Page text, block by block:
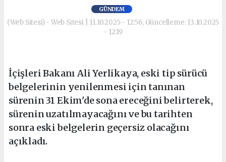
GÜNDEM
(Web Sitesi) - Web Sitesi | 11.10.2025 - 12:56, Güncelleme: 13.10.2025
- 12:19
İçişleri Bakanı Ali Yerlikaya, eski tip sürücü
belgelerinin yenilenmesi için tanınan
sürenin 31 Ekim'de sona ereceğini belirterek,
sürenin uzatılmayacağını ve bu tarihten
sonra eski belgelerin geçersiz olacağını
açıkladı.